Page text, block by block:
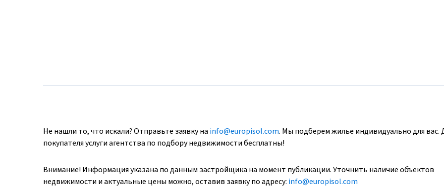
Не нашли то, что искали? Отправьте заявку наinfo@europisol.com. Мы подберем жилье индивидуально для вас.
покупателя услуги агентства по подбору недвижимости бесплатны!
Внимание! Информация указана по данным застройщика на момент публикации. Уточнить наличие объектов
недвижимости и актуальные цены можно, оставив заявку по адресу: info@europisol.com